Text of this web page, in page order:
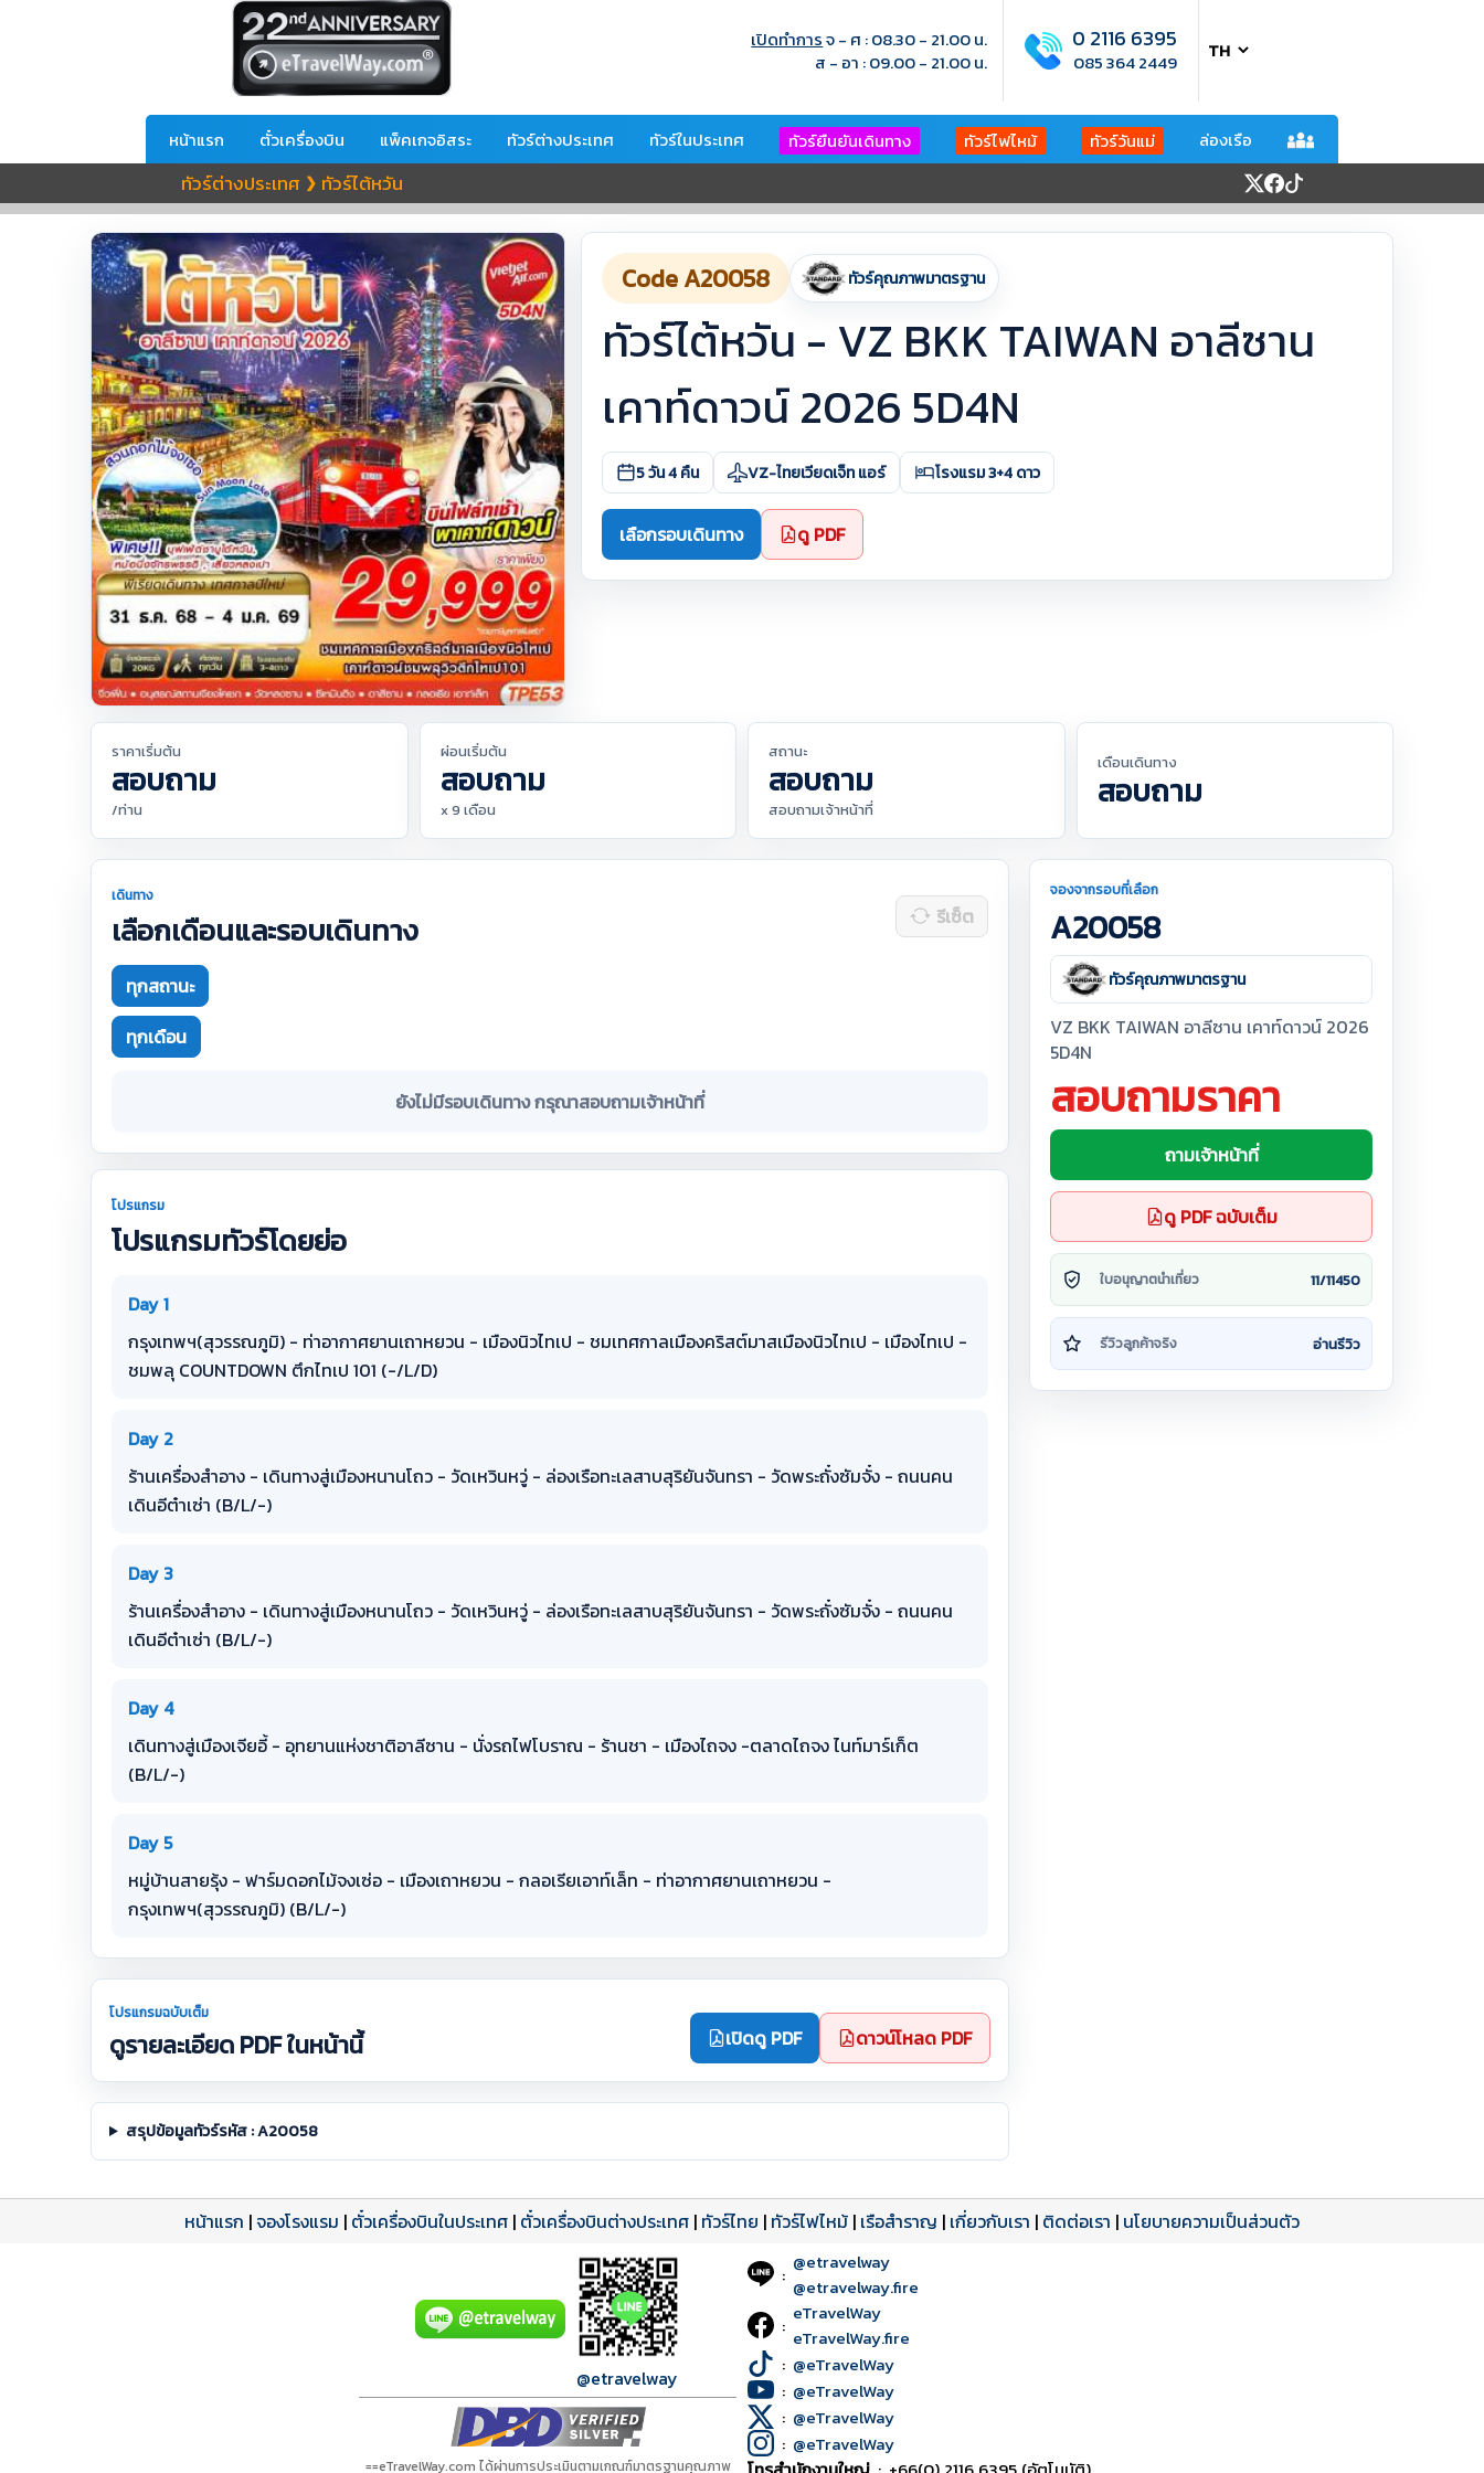
เปิดทำการจ - ศ : 08.30 - 21.00 น.
ส - อา : 09.00 - 21.00 น.
0 2116 6395
085 364 2449
หน้าแรก ตั๋วเครื่องบิน แพ็คเกจอิสระ ทัวร์ต่างประเทศ ทัวร์ในประเทศ ทัวร์ยืนยันเดินทาง ทัวร์ไฟไหม้ ทัวร์วันแม่ ล่องเรือ
ทัวร์ต่างประเทศ ❯ ทัวร์ไต้หวัน
Code A20058 ทัวร์คุณภาพมาตรฐาน
ทัวร์ไต้หวัน - VZ BKK TAIWAN อาลีซาน
เคาท์ดาวน์ 2026 5D4N
5 วัน 4 คืน VZ-ไทยเวียดเจ็ท แอร์ โรงแรม 3+4 ดาว
เลือกรอบเดินทาง ดู PDF
ราคาเริ่มต้น
สอบถาม
/ท่าน
ผ่อนเริ่มต้น
สอบถาม
x 9 เดือน
สถานะ
สอบถาม
สอบถามเจ้าหน้าที่
เดือนเดินทาง
สอบถาม
เดินทาง
เลือกเดือนและรอบเดินทาง รีเซ็ต
ทุกสถานะ
ทุกเดือน
ยังไม่มีรอบเดินทาง กรุณาสอบถามเจ้าหน้าที่
โปรแกรม
โปรแกรมทัวร์โดยย่อ
Day 1
กรุงเทพฯ(สุวรรณภูมิ) - ท่าอากาศยานเถาหยวน - เมืองนิวไทเป - ชมเทศกาลเมืองคริสต์มาสเมืองนิวไทเป - เมืองไทเป -
ชมพลุ COUNTDOWN ตึกไทเป 101 (-/L/D)
Day 2
ร้านเครื่องสำอาง - เดินทางสู่เมืองหนานโถว - วัดเหวินหวู่ - ล่องเรือทะเลสาบสุริยันจันทรา - วัดพระถั๋งซัมจั๋ง - ถนนคน
เดินอีต๋าเซ่า (B/L/-)
Day 3
ร้านเครื่องสำอาง - เดินทางสู่เมืองหนานโถว - วัดเหวินหวู่ - ล่องเรือทะเลสาบสุริยันจันทรา - วัดพระถั๋งซัมจั๋ง - ถนนคน
เดินอีต๋าเซ่า (B/L/-)
Day 4
เดินทางสู่เมืองเจียอี้ - อุทยานแห่งชาติอาลีซาน - นั่งรถไฟโบราณ - ร้านชา - เมืองไถจง -ตลาดไถจง ไนท์มาร์เก็ต
(B/L/-)
Day 5
หมู่บ้านสายรุ้ง - ฟาร์มดอกไม้จงเซ่อ - เมืองเถาหยวน - กลอเรียเอาท์เล็ท - ท่าอากาศยานเถาหยวน -
กรุงเทพฯ(สุวรรณภูมิ) (B/L/-)
โปรแกรมฉบับเต็ม
ดูรายละเอียด PDF ในหน้านี้ เปิดดู PDF ดาวน์โหลด PDF
สรุปข้อมูลทัวร์รหัส : A20058
จองจากรอบที่เลือก
A20058
ทัวร์คุณภาพมาตรฐาน
VZ BKK TAIWAN อาลีซาน เคาท์ดาวน์ 2026
5D4N
สอบถามราคา
ถามเจ้าหน้าที่
ดู PDF ฉบับเต็ม
ใบอนุญาตนำเที่ยว 11/11450
รีวิวลูกค้าจริง อ่านรีวิว
หน้าแรก |จองโรงแรม | ตั๋วเครื่องบินในประเทศ | ตั๋วเครื่องบินต่างประเทศ | ทัวร์ไทย | ทัวร์ไฟไหม้ | เรือสำราญ | เกี่ยวกับเรา | ติดต่อเรา | นโยบายความเป็นส่วนตัว
@etravelway
==eTravelWay.com ได้ผ่านการประเมินตามเกณฑ์มาตรฐานคุณภาพ
: @etravelway
@etravelway.fire
: eTravelWay
eTravelWay.fire
: @eTravelWay
: @eTravelWay
: @eTravelWay
: @eTravelWay